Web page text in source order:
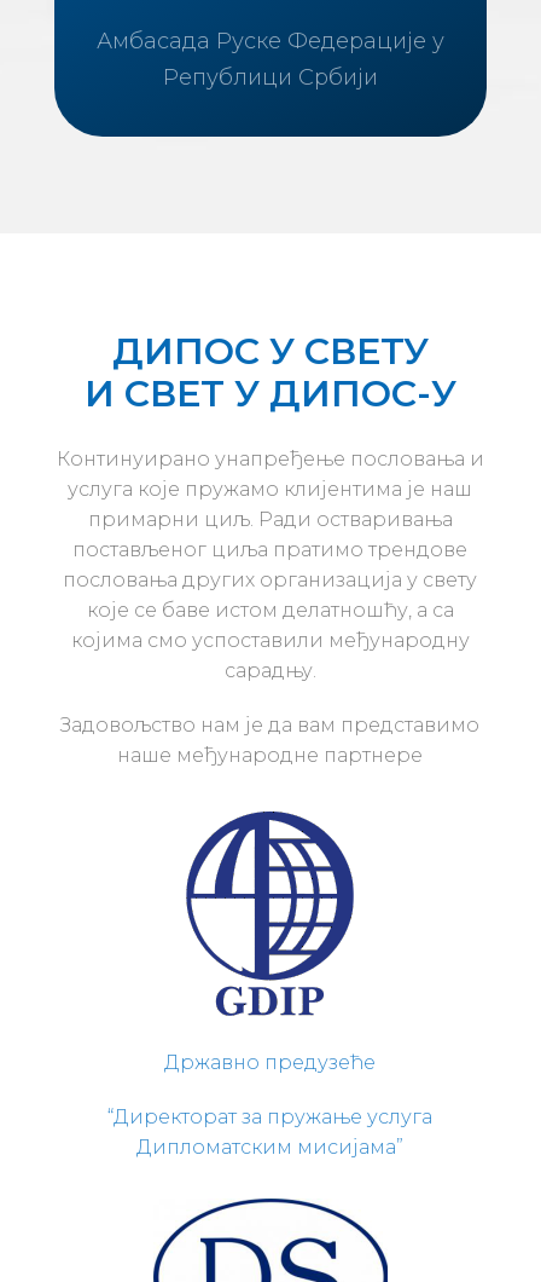
Амбасада Руске Федерације у
Републици Србији
ДИПОС У СВЕТУ
И СВЕТ У ДИПОС-У
Континуирано унапређење пословања и
услуга које пружамо клијентима је наш
примарни циљ. Ради остваривања
постављеног циља пратимо трендове
пословања других организација у свету
које се баве истом делатношћу, а са
којима смо успоставили међународну
сарадњу.
Задовољство нам је да вам представимо
наше међународне партнере
Државно предузеће
“Директорат за пружање услуга
Дипломатским мисијама”